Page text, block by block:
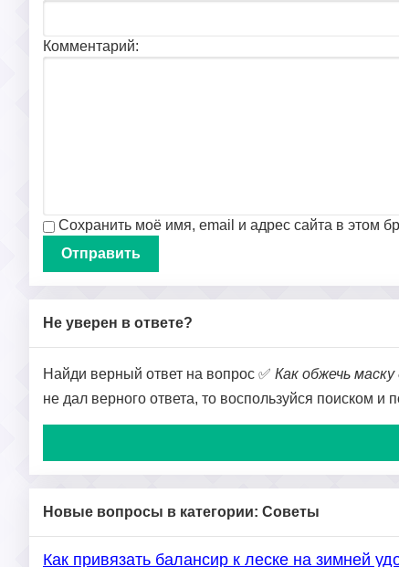
Комментарий:
Сохранить моё имя, email и адрес сайта в этом
Не уверен в ответе?
Найди верный ответ на вопрос ✅ Как обжечь
не дал верного ответа, то воспользуйся поиском и
Новые вопросы в категории: Советы
Как привязать балансир к леске на зимней